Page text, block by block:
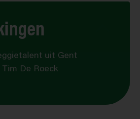
uit Gent
Tim De Roeck